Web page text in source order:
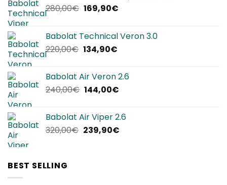
280,00€ Il
era:
280,00€.
169,90€Il
è:
Babolat Technical Veron 3.0
220,00€ Il
era:
220,00€.
134,90€Il
è:
134,90€.
Babolat Air Veron 2.6
240,00€ Il
era:
240,00€.
144,00€Il
è:
144,00€.
Babolat Air Viper 2.6
320,00€ Il
239,90€Il
BEST SELLING